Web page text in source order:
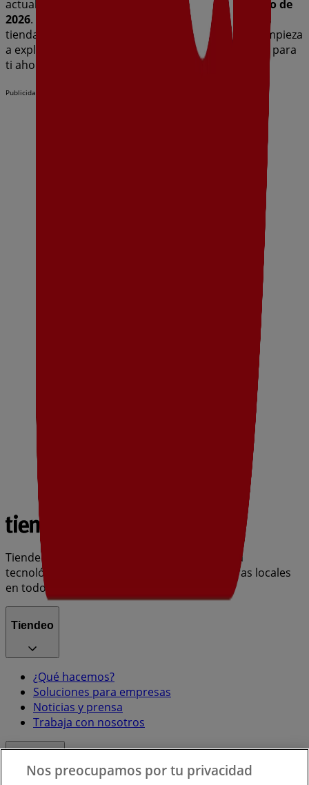
actualizado con los mejores precios durante
agosto de
2026. En Tiendeo, siempre encontrarás las mejores
tiendas y opciones de compra en
Olías del Rey
. ¡Empieza
a explorar las tiendas y promociones que tenemos para
ti ahora mismo!
Publicidad
Tiendeo forma parte de Shopfully, la empresa
tecnológica que está reinventando las compras locales
en todo el mundo.
Tiendeo
¿Qué hacemos?
Soluciones para empresas
Noticias y prensa
Trabaja con nosotros
Nos preocupamos por tu privacidad